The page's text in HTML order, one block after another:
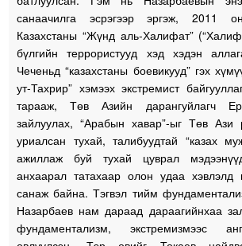
санаачилга эсрэгээр эргэж, 2011
Казахстаны “Жүнд аль-Халифат”
бүлгийн террористууд хэд хэдэн
Чеченьд “казахстаны боевикууд” гэх
ут-Тахрир” хэмээх экстремист
тарааж, Төв Азийн дарангуйлагч
зайлуулах, “Арабын хавар”-ыг Төв Ази
уриалсан тухай, талибуудтай “казах
ажиллаж буй тухай цуврал
анхаарал татахаар олон удаа хэвлэлд
санаж байна. Тэгвэл тийм
Назарбаев нам дараад дараагийнхаа
фундаментализм, экстремизмээс